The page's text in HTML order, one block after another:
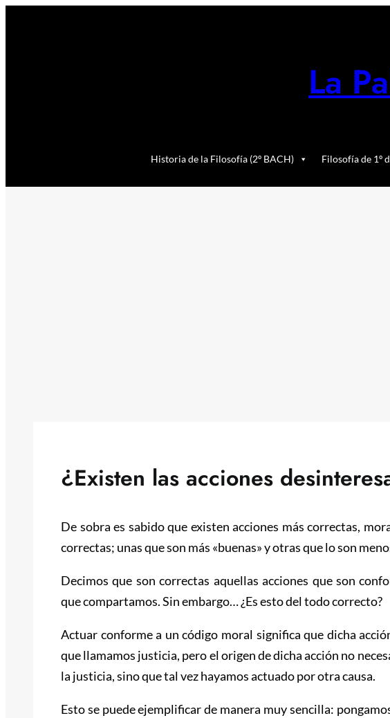
La
Historia de la Filosofía (2º BACH) Filosofía de 1º
¿Existen las acciones
De sobra es sabido que existen acciones más correctas,
correctas; unas que son más «buenas» y otras que lo son
Decimos que son correctas aquellas acciones que son
que compartamos. Sin embargo… ¿Es esto del todo correcto?
Actuar conforme a un código moral significa que dicha
que llamamos justicia, pero el origen de dicha acción no
la justicia, sino que tal vez hayamos actuado por otra causa.
Esto se puede ejemplificar de manera muy sencilla: